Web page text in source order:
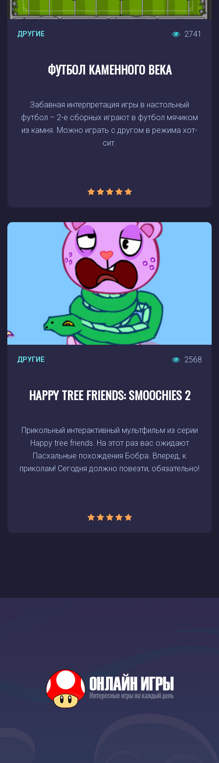
ДРУГИЕ 2741
ФУТБОЛ КАМЕННОГО ВЕКА
Забавная интерпретация игры в настольный
футбол – 2-е сборных играют в футбол мячиком
из камня. Можно играть с другом в режима хот-
сит.
ДРУГИЕ 2568
HAPPY TREE FRIENDS: SMOOCHIES 2
Прикольный интерактивный мультфильм из серии
Happy tree friends. На этот раз вас ожидают
Пасхальные похождения Бобра. Вперед, к
приколам! Сегодня должно повезти, обязательно!